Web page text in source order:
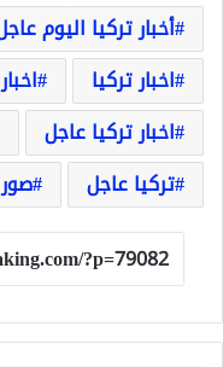
أخبار تركيا اليوم
اخبار تركيا
اخبار تركيا عاجل
تركيا عاجل
صور